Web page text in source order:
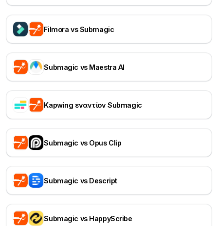
Filmora vs Submagic
Submagic vs Maestra AI
Kapwing εναντίον Submagic
Submagic vs Opus Clip
Submagic vs Descript
Submagic vs HappyScribe